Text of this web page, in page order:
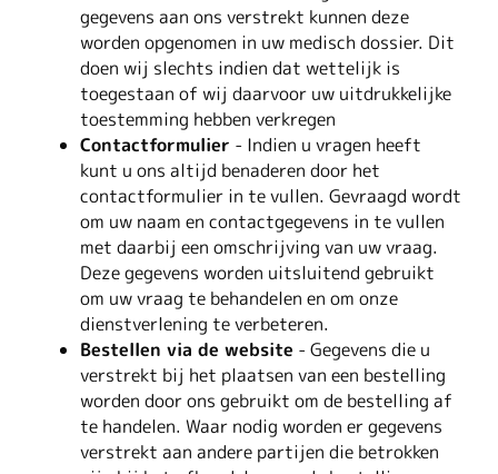
gegevens aan ons verstrekt kunnen deze
worden opgenomen in uw medisch dossier. Dit
doen wij slechts indien dat wettelijk is
toegestaan of wij daarvoor uw uitdrukkelijke
toestemming hebben verkregen
Contactformulier - Indien u vragen heeft
kunt u ons altijd benaderen door het
contactformulier in te vullen. Gevraagd wordt
om uw naam en contactgegevens in te vullen
met daarbij een omschrijving van uw vraag.
Deze gegevens worden uitsluitend gebruikt
om uw vraag te behandelen en om onze
dienstverlening te verbeteren.
Bestellen via de website - Gegevens die u
verstrekt bij het plaatsen van een bestelling
worden door ons gebruikt om de bestelling af
te handelen. Waar nodig worden er gegevens
verstrekt aan andere partijen die betrokken